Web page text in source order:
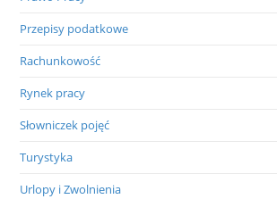
Przepisy podatkowe
Rachunkowość
Rynek pracy
Słowniczek pojęć
Turystyka
Urlopy i Zwolnienia